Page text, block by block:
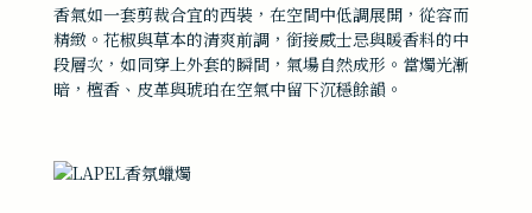
香氣如一套剪裁合宜的西裝，在空間中低調展開，從容而
精緻。花椒與草本的清爽前調，銜接威士忌與暖香料的中
段層次，如同穿上外套的瞬間，氣場自然成形。當燭光漸
暗，檀香、皮革與琥珀在空氣中留下沉穩餘韻。